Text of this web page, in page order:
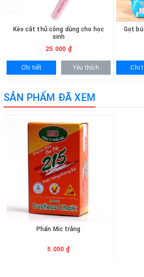
Kéo cắt thủ công dùng cho học
sinh
25.000 ₫
Chi tiết Yêu thích
Gọt
Chi
SẢN PHẨM ĐÃ XEM
Phấn Mic trắng
5.000 ₫